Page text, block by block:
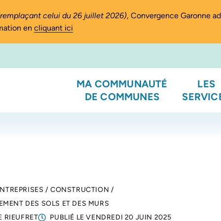
celui du 26 juillet 2026), Convergence Garonne
en cliquant ici
MA COMMUNAUTÉ
DE COMMUNES
LES
/ CONSTRUCTION /
DES SOLS ET DES MURS
RIEUFRET
PUBLIÉ LEVENDREDI 20 JUIN 2025